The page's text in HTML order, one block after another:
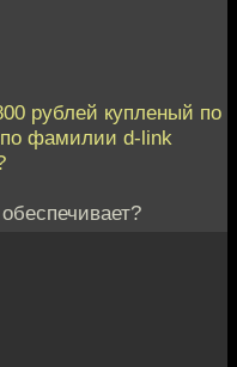
рублей купленый по
по фамилии d-link